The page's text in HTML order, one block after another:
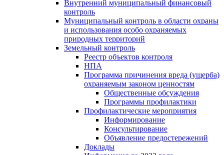
Внутренний муниципальный финансовый
контроль
Муниципальный контроль в области охраны
и использования особо охраняемых
природных территорий
Земельный контроль
Реестр объектов контроля
НПА
Программа причинения вреда (ущерба)
охраняемым законом ценностям
Общественные обсуждения
Программы профилактики
Профилактические мероприятия
Информирование
Консультирование
Объявление предостережений
Доклады